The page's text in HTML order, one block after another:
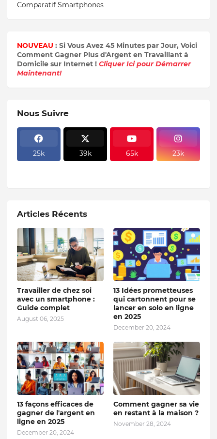
Comparatif Smartphones
NOUVEAU : Si Vous Avez 45 Minutes par Jour, Voici
Comment Gagner Plus d'Argent en Travaillant à
Domicile sur Internet ! Cliquer Ici pour Démarrer
Maintenant!
Nous Suivre
25k 39k 65k 23k
Articles Récents
Travailler de chez soi
avec un smartphone :
Guide complet
August 06, 2025
13 Idées prometteuses
qui cartonnent pour se
lancer en solo en ligne
en 2025
December 20, 2024
13 façons efficaces de
gagner de l'argent en
ligne en 2025
December 20, 2024
Comment gagner sa vie
en restant à la maison ?
November 28, 2024